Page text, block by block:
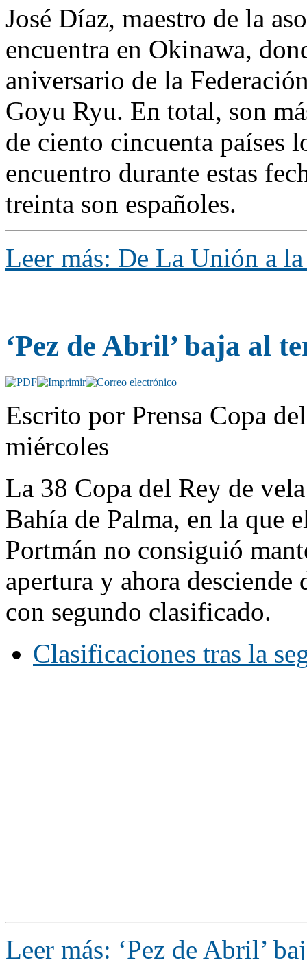
José Díaz, maestro de la
encuentra en Okinawa,
aniversario de la
Goyu Ryu. En total, son
de ciento cincuenta países
encuentro durante estas
treinta son españoles.
Leer más: De La Unión a
‘Pez de Abril’ baja al
Escrito por Prensa Copa
miércoles
La 38 Copa del Rey de
Bahía de Palma, en la que
Portmán no consiguió
apertura y ahora desciende
con segundo clasificado.
Clasificaciones tras la
Leer más: ‘Pez de Abril’